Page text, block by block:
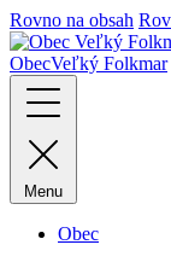
Rovno na obsah
ObecVeľký Folkmar
Menu
Obec